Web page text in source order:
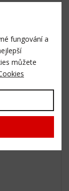
fungování a
můžete